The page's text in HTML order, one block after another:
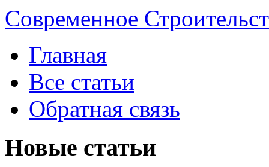
Современное
Главная
Все статьи
Обратная связь
Новые статьи